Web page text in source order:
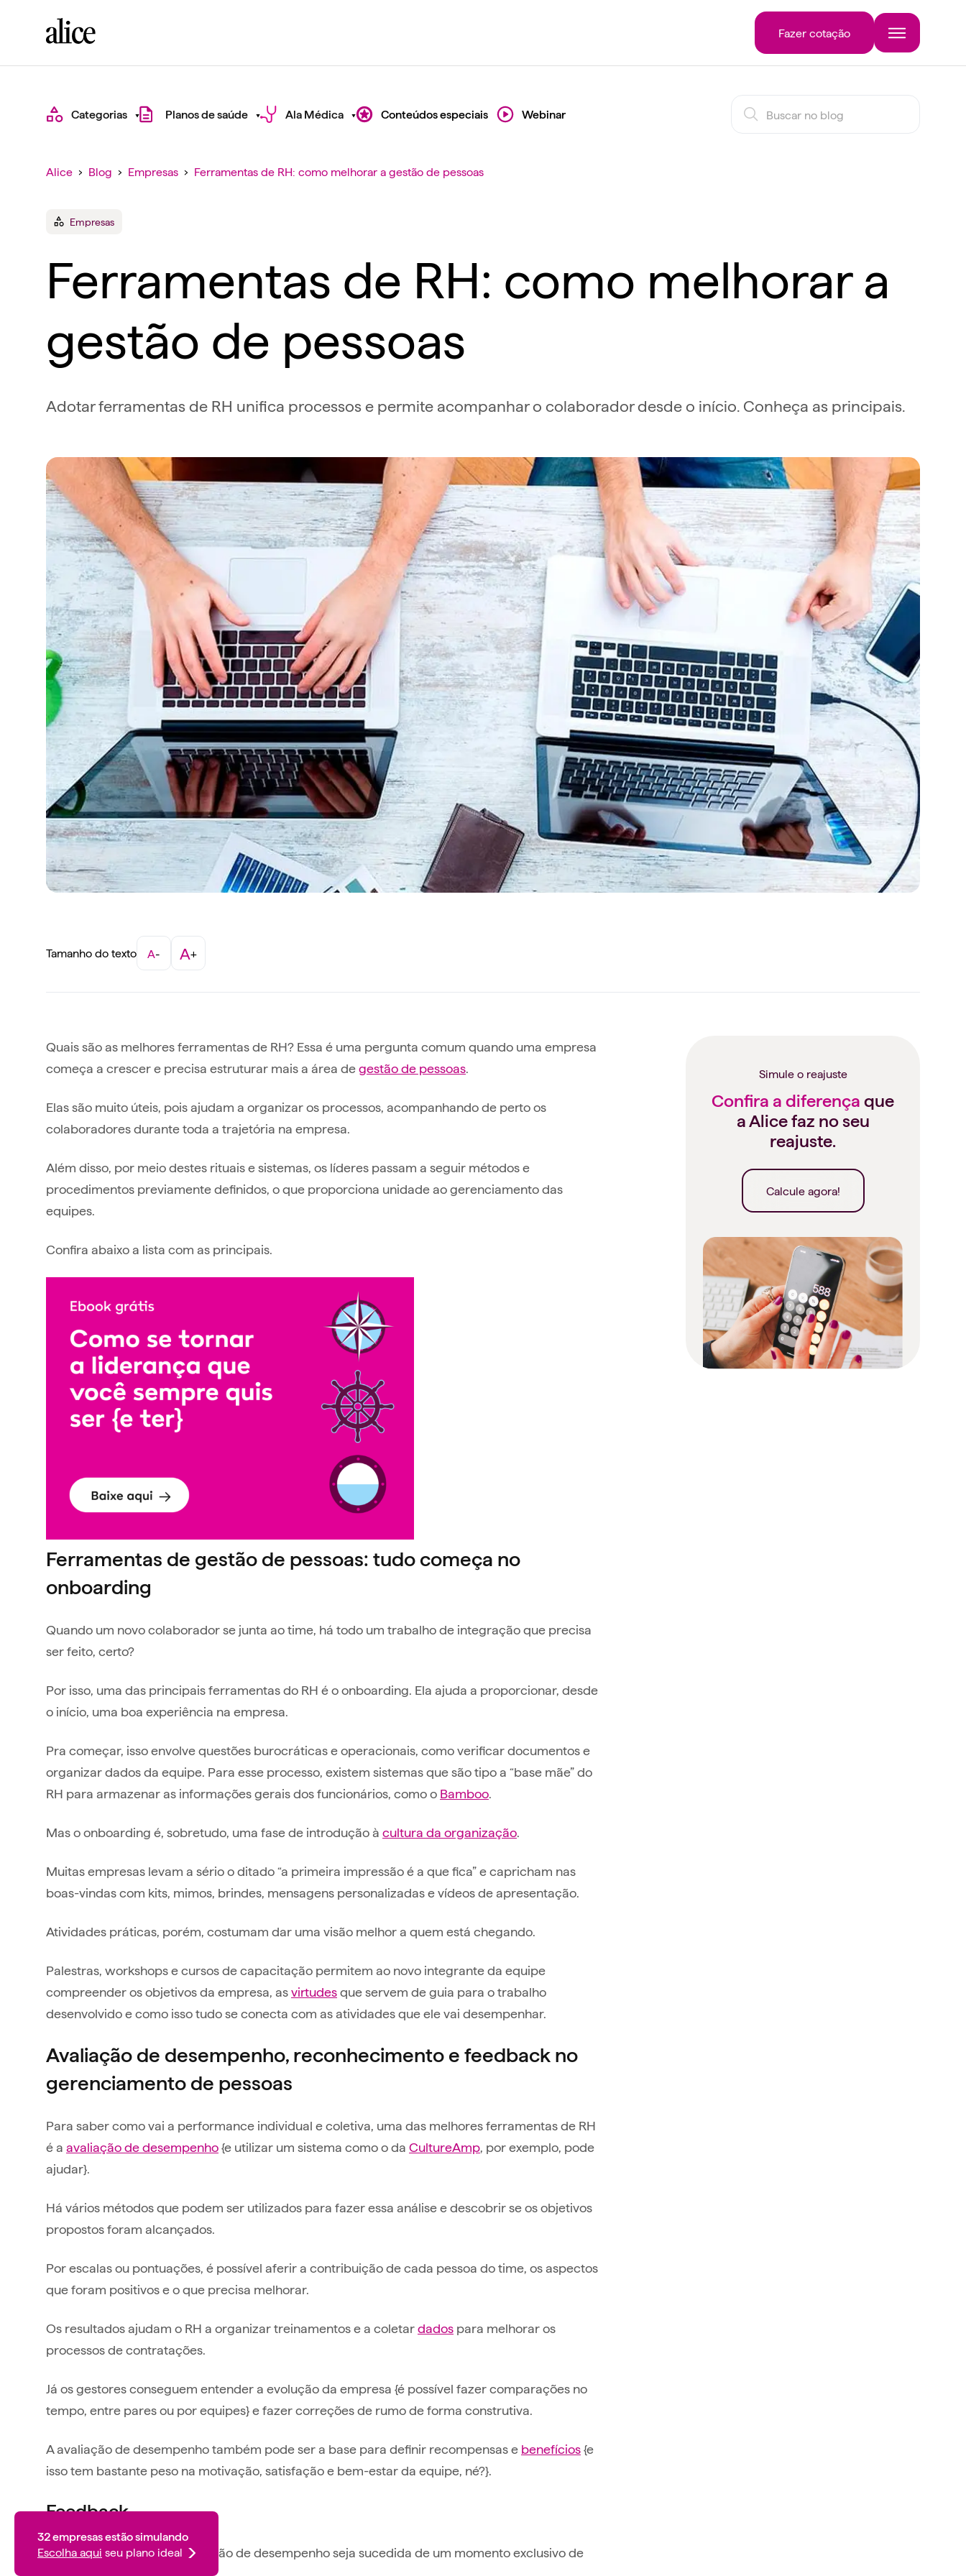
Fazer cotação
Categorias Planos de saúde Ala Médica Conteúdos especiais Webinar
Alice › Blog › Empresas › Ferramentas de RH: como melhorar a gestão de pessoas
Empresas
Ferramentas de RH: como melhorar a
gestão de pessoas
Adotar ferramentas de RH unifica processos e permite acompanhar o colaborador desde o início. Conheça as principais.
Tamanho do texto A- A+
Quais são as melhores ferramentas de RH? Essa é uma pergunta comum quando uma empresa
começa a crescer e precisa estruturar mais a área degestão de pessoas.
Elas são muito úteis, pois ajudam a organizar os processos, acompanhando de perto os
colaboradores durante toda a trajetória na empresa.
Além disso, por meio destes rituais e sistemas, os líderes passam a seguir métodos e
procedimentos previamente definidos, o que proporciona unidade ao gerenciamento das
equipes.
Confira abaixo a lista com as principais.
Ferramentas de gestão de pessoas: tudo começa no
onboarding
Quando um novo colaborador se junta ao time, há todo um trabalho de integração que precisa
ser feito, certo?
Por isso, uma das principais ferramentas do RH é o onboarding. Ela ajuda a proporcionar, desde
o início, uma boa experiência na empresa.
Pra começar, isso envolve questões burocráticas e operacionais, como verificar documentos e
organizar dados da equipe. Para esse processo, existem sistemas que são tipo a “base mãe” do
RH para armazenar as informações gerais dos funcionários, como o Bamboo.
Mas o onboarding é, sobretudo, uma fase de introdução à cultura da organização.
Muitas empresas levam a sério o ditado “a primeira impressão é a que fica” e capricham nas
boas-vindas com kits, mimos, brindes, mensagens personalizadas e vídeos de apresentação.
Atividades práticas, porém, costumam dar uma visão melhor a quem está chegando.
Palestras, workshops e cursos de capacitação permitem ao novo integrante da equipe
compreender os objetivos da empresa, asvirtudesque servem de guia para o trabalho
desenvolvido e como isso tudo se conecta com as atividades que ele vai desempenhar.
Avaliação de desempenho, reconhecimento e feedback no
gerenciamento de pessoas
Para saber como vai a performance individual e coletiva, uma das melhores ferramentas de RH
é a avaliação de desempenho{e utilizar um sistema como o da CultureAmp, por exemplo, pode
ajudar}.
Há vários métodos que podem ser utilizados para fazer essa análise e descobrir se os objetivos
propostos foram alcançados.
Por escalas ou pontuações, é possível aferir a contribuição de cada pessoa do time, os aspectos
que foram positivos e o que precisa melhorar.
Os resultados ajudam o RH a organizar treinamentos e a coletardados para melhorar os
processos de contratações.
Já os gestores conseguem entender a evolução da empresa {é possível fazer comparações no
tempo, entre pares ou por equipes} e fazer correções de rumo de forma construtiva.
A avaliação de desempenho também pode ser a base para definir recompensas e benefícios{e
isso tem bastante peso na motivação, satisfação e bem-estar da equipe, né?}.
Feedback
É importante que toda avaliação de desempenho seja sucedida de um momento exclusivo de
Simule o reajuste
Confira a diferença que
a Alice faz no seu
reajuste.
Calcule agora!
32empresas estão simulando
Escolha aqui seu plano ideal